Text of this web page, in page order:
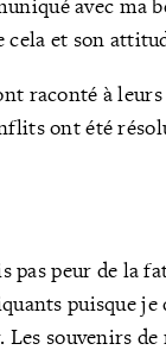
avec ma
et son
raconté à
ont été
pas peur de la
puisque
Les souvenirs